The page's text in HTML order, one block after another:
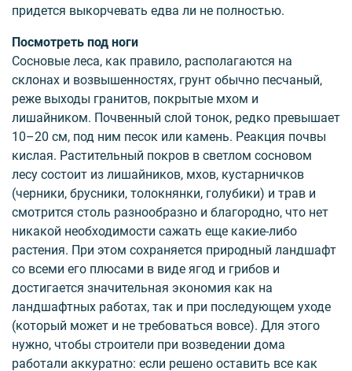
придется выкорчевать едва ли не полностью.
Посмотреть под ноги
Сосновые леса, как правило, располагаются на
склонах и возвышенностях, грунт обычно песчаный,
реже выходы гранитов, покрытые мхом и
лишайником. Почвенный слой тонок, редко превышает
10–20 см, под ним песок или камень. Реакция почвы
кислая. Растительный покров в светлом сосновом
лесу состоит из лишайников, мхов, кустарничков
(черники, брусники, толокнянки, голубики) и трав и
смот­рится столь разнообразно и благородно, что нет
никакой необходимости сажать еще какие-либо
растения. При этом сохраняется природный ландшафт
со всеми его плюсами в виде ягод и грибов и
достигается значительная экономия как на
ландшафтных работах, так и при последующем уходе
(который может и не требоваться вовсе). Для этого
нужно, чтобы строители при возведении дома
работали аккуратно: если решено оставить все как